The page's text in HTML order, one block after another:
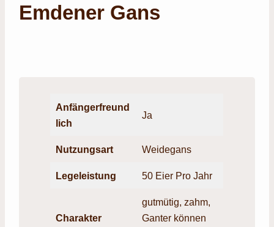
Emdener Gans
Anfängerfreund
lich
Ja
Nutzungsart Weidegans
Legeleistung 50 Eier Pro Jahr
Charakter
gutmütig, zahm,
Ganter können